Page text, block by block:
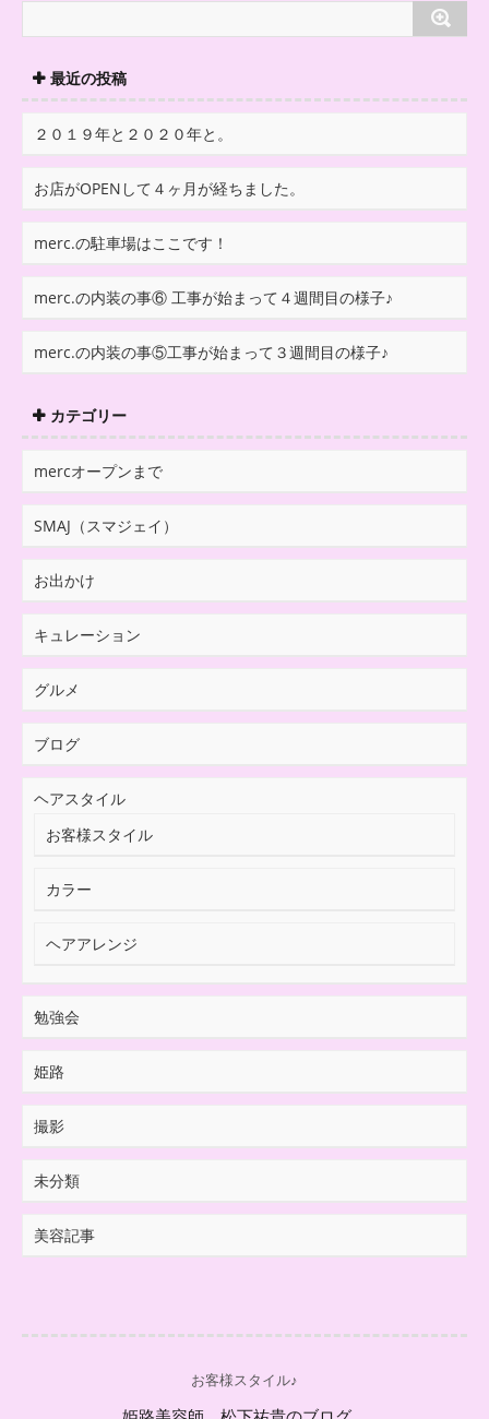
最近の投稿
２０１９年と２０２０年と。
お店がOPENして４ヶ月が経ちました。
merc.の駐車場はここです！
merc.の内装の事⑥ 工事が始まって４週間目の様子♪
merc.の内装の事⑤工事が始まって３週間目の様子♪
カテゴリー
mercオープンまで
SMAJ（スマジェイ）
お出かけ
キュレーション
グルメ
ブログ
ヘアスタイル
お客様スタイル
カラー
ヘアアレンジ
勉強会
姫路
撮影
未分類
美容記事
お客様スタイル♪